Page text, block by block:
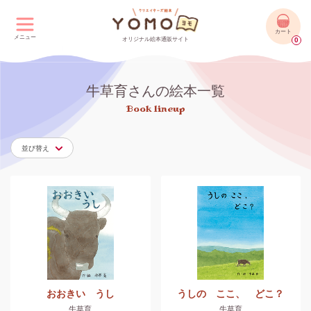
メニュー オリジナル絵本通販サイト
カート
0
牛草育さんの絵本一覧
Book lineup
並び替え
おおきい うし
牛草育
うしの ここ、 どこ？
牛草育